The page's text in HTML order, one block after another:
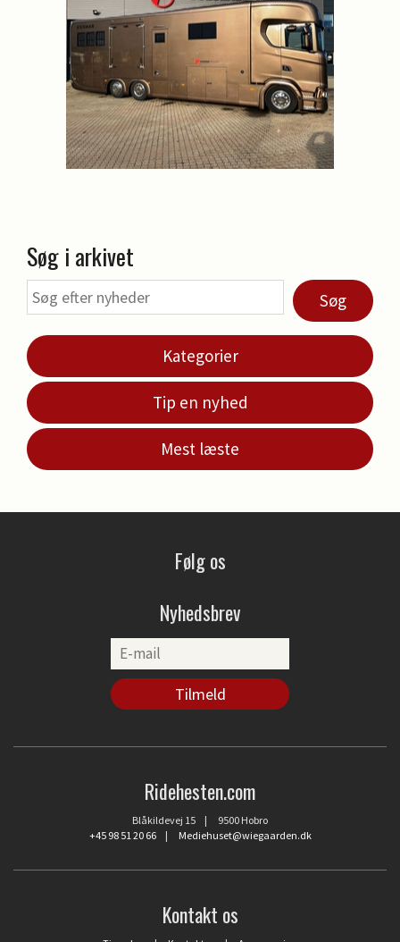
Søg i arkivet
Søg
Kategorier
Tip en nyhed
Mest læste
Følg os
Nyhedsbrev
Ridehesten.com
Blåkildevej 15 | 9500 Hobro
+45 98 51 20 66| Mediehuset@wiegaarden.dk
Kontakt os